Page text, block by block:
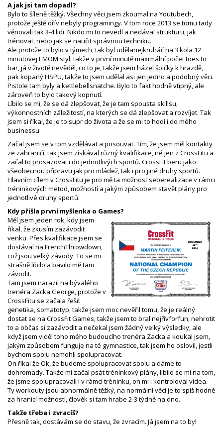
A jak jsi tam dopadl?
Bylo to šíleně těžký. Všechny věci jsem zkoumal na Youtubech,
protože ještě dřív nebyly programingy. V tom roce 2013 se tomu tady
věnovali tak 3-4 lidi. Nikdo mi to nevedl a nedával strukturu, jak
trénovat, nebo jak se naučit správnou techniku.
Ale protože to bylo v týmech, tak byl udělanejkruháč na 3 kola 12
minutovej EMOM styl, takže v první minutě maximální počet toes to
bar, já v životě nevěděl, co to je, takže jsem házel špičky k hrazdě,
pak kopaný HSPU, takže to jsem udělal asi jen jedno a podobný věci.
Pistole tam byly a kettlebellsnatche. Bylo to fakt hodně vtipný, ale
zároveň to bylo takový kopnutí.
Líbilo se mi, že se dá zlepšovat, že je tam spousta skillsu,
výkonnostních záležitostí, na kterých se dá zlepšovat a rozvíjet. Tak
jsem si říkal, že je to supr do života a že se mi to hodí i do mého
businessu.
Začal jsem se v tom vzdělávat a posouvat. Tím, že jsem měl kontakty
ze zahraničí, tak jsem získával různý kvalifikace, né jen z CrossFitu a
začal to prosazovat i do jednotlivých sportů. CrossFit beru jako
všeobecnou přípravu jak pro mládež, tak i pro jiné druhy sportů.
Hlavním cílem v CrossFitu je pro mě ta možnost seberealizace v rámci
tréninkových metod, možností a jakým způsobem stavět plány pro
jednotlivé druhy sportů.
Kdy přišla první myšlenka o Games?
Měl jsem jeden rok, kdy jsem
říkal, že zkusím zazávodit
venku. Přes kvalifikace jsem se
dostával na FrenchThrowdown,
což jsou velký závody. To se mi
strašně líbilo a bavilo mě tam
závodit.
Tam jsem narazil na bývalého
trenéra Zacka George, protože v
CrossFitu se začala řešit
genetika, somatotyp, takže jsem moc nevěřil tomu, že je reálný
dostat se na CrossFit Games, takže jsem to bral nejřívforfun, nehrotit
to a občas si zazávodit a nečekal jsem žádný velký výsledky, ale
když jsem viděl toho mého budoucího trenéra Zacka a koukal jsem,
jakým způsobem funguje na té gymnastice, tak jsem ho oslovil, jestli
bychom spolu nemohli spolupracovat.
On říkal že Ok, že budeme spolupracovat spolu a dáme to
dohromady. Takže mi začal psát tréninkový plány, líbilo se mi na tom,
že jsme spolupracovali i v rámci tréninku, on mi i kontroloval videa.
Ty workouty jsou abnormálně těžký, na normální věci je to spíš hodně
za hranicí možností, člověk si tam hrabe 2-3 týdně na dno.
Takže třeba i zvracíš?
Přesně tak, dostávám se do stavu, že zvracím. Já jsem na to byl